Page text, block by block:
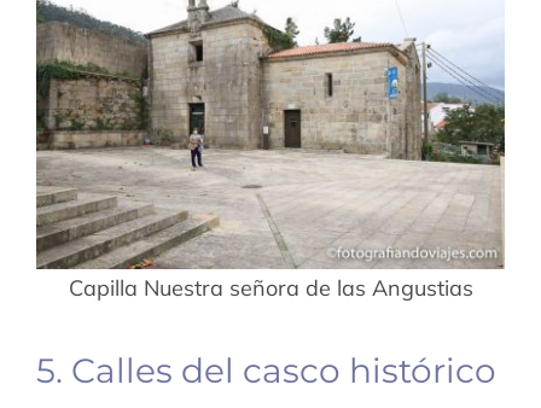
Capilla Nuestra señora de las Angustias
5. Calles del casco histórico